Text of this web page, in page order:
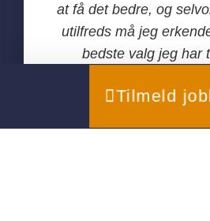
Tilmeld
at få det bedre, og
utilfreds må jeg
bedste valg jeg har